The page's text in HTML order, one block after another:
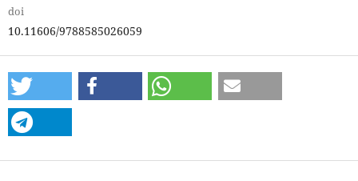
doi
10.11606/9788585026059